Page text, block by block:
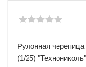
Рулонная
(1/25) "Технониколь"